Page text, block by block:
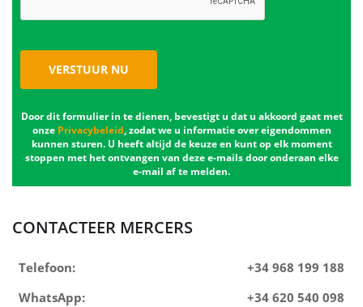
VERSTUUR NU
Door dit formulier in te dienen, bevestigt u dat u akkoord gaat met
onze Privacybeleid, zodat we u informatie over eigendommen
kunnen sturen. U heeft altijd de keuze en kunt op elk moment
stoppen met het ontvangen van deze e-mails door onderaan elke
e-mail af te melden.
CONTACTEER MERCERS
Telefoon:
+34 968 199 188
WhatsApp:
+34 620 540 098